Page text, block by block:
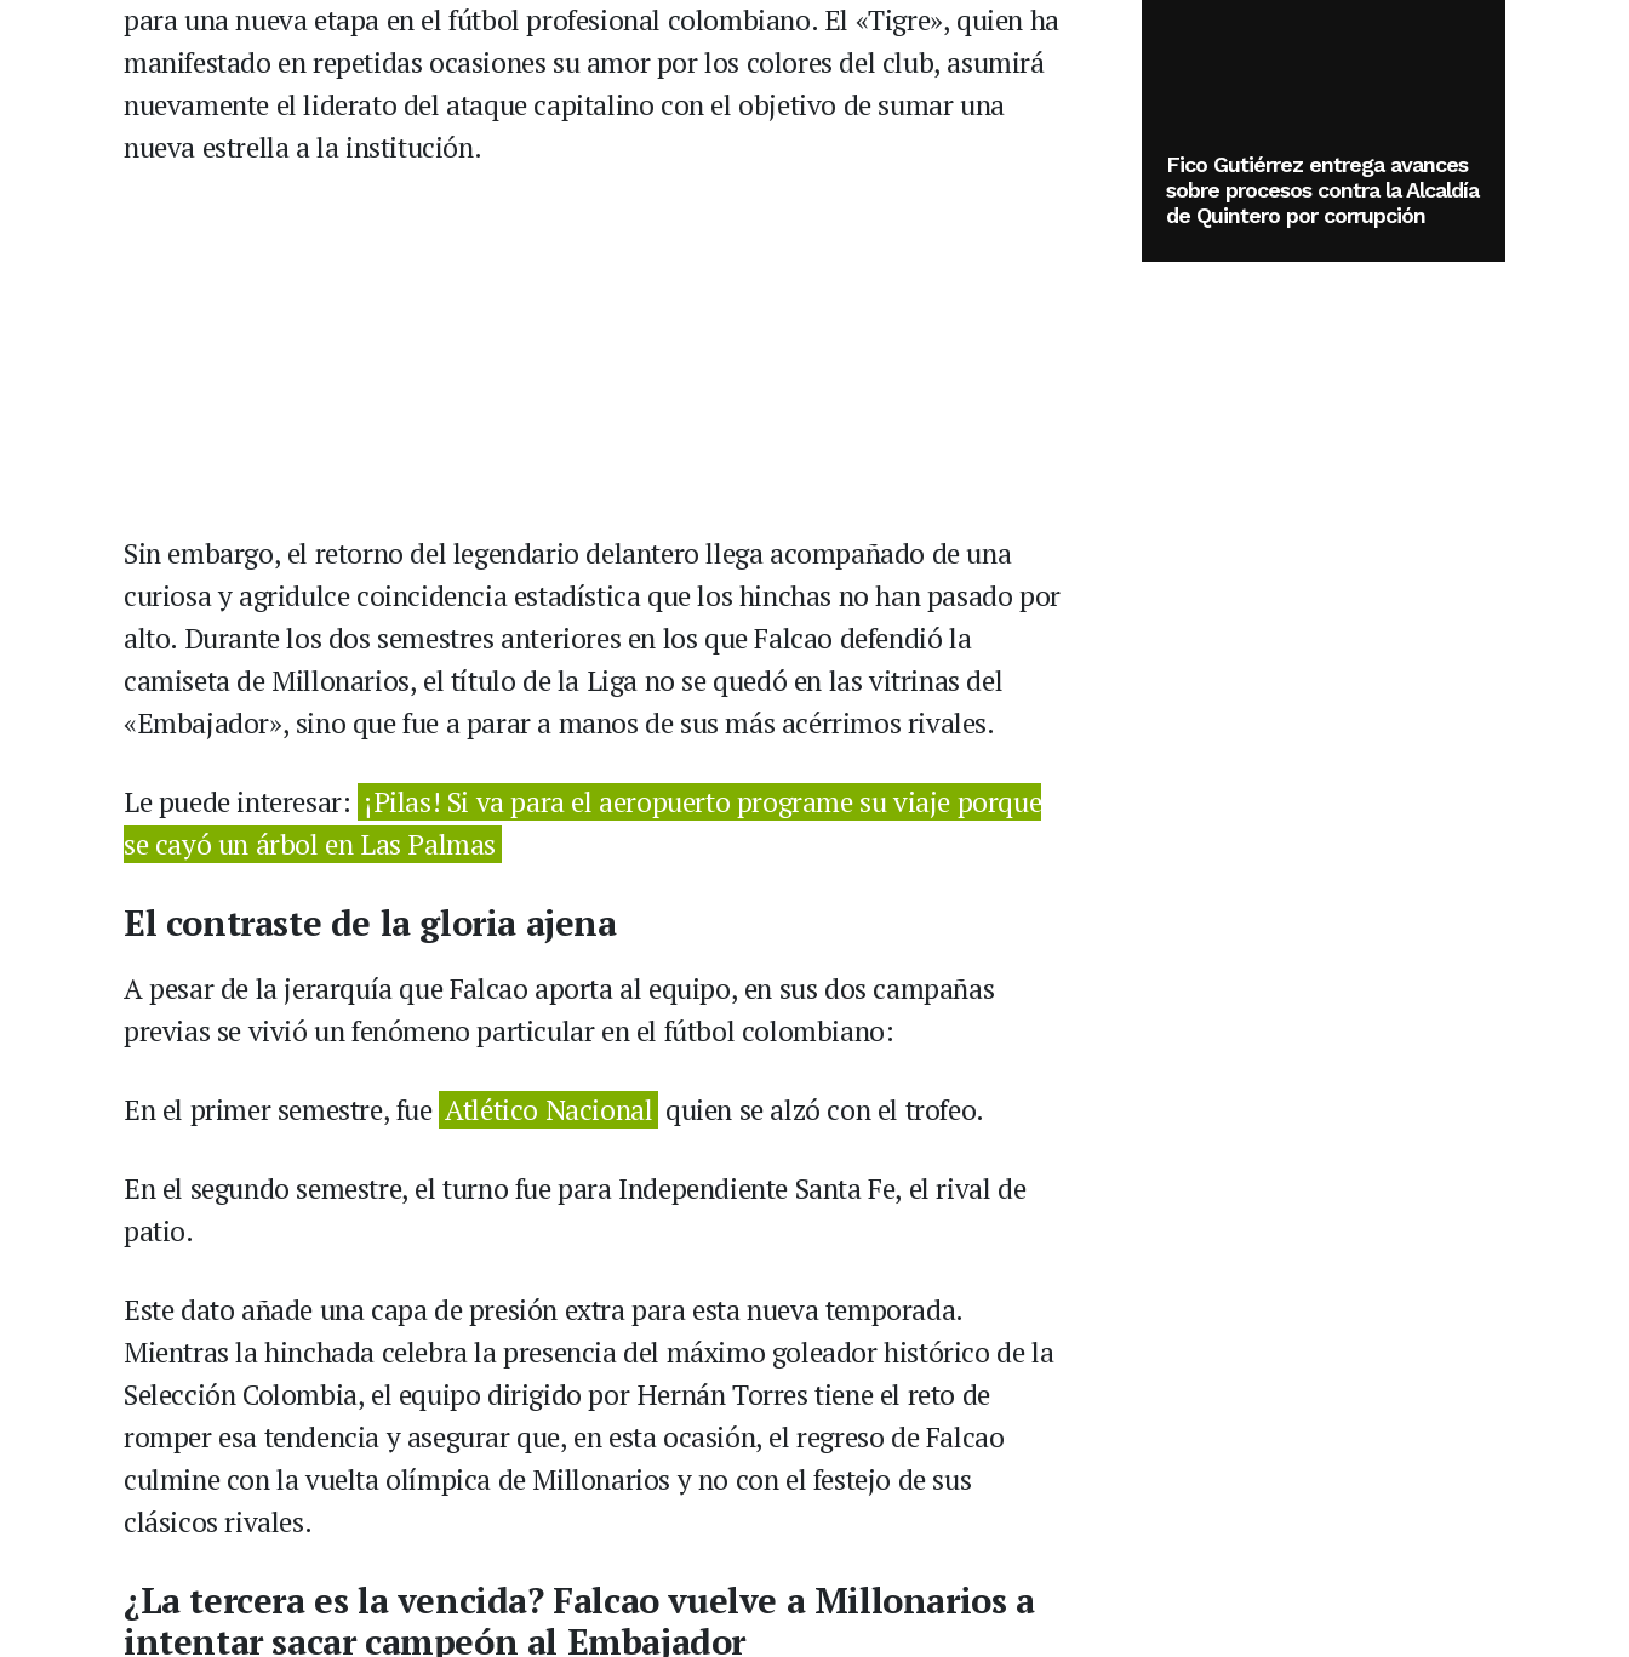
para una nueva etapa en el fútbol profesional colombiano. El «Tigre», quien ha
manifestado en repetidas ocasiones su amor por los colores del club, asumirá
nuevamente el liderato del ataque capitalino con el objetivo de sumar una
nueva estrella a la institución.
Sin embargo, el retorno del legendario delantero llega acompañado de una
curiosa y agridulce coincidencia estadística que los hinchas no han pasado por
alto. Durante los dos semestres anteriores en los que Falcao defendió la
camiseta de Millonarios, el título de la Liga no se quedó en las vitrinas del
«Embajador», sino que fue a parar a manos de sus más acérrimos rivales.
Le puede interesar: ¡Pilas! Si va para el aeropuerto programe su viaje porque
se cayó un árbol en Las Palmas
El contraste de la gloria ajena
A pesar de la jerarquía que Falcao aporta al equipo, en sus dos campañas
previas se vivió un fenómeno particular en el fútbol colombiano:
En el primer semestre, fue Atlético Nacional quien se alzó con el trofeo.
En el segundo semestre, el turno fue para Independiente Santa Fe, el rival de
patio.
Este dato añade una capa de presión extra para esta nueva temporada.
Mientras la hinchada celebra la presencia del máximo goleador histórico de la
Selección Colombia, el equipo dirigido por Hernán Torres tiene el reto de
romper esa tendencia y asegurar que, en esta ocasión, el regreso de Falcao
culmine con la vuelta olímpica de Millonarios y no con el festejo de sus
clásicos rivales.
¿La tercera es la vencida? Falcao vuelve a Millonarios a
intentar sacar campeón al Embajador
Fico Gutiérrez entrega avances
sobre procesos contra la Alcaldía
de Quintero por corrupción